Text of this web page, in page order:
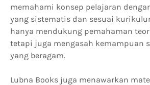
memahami konsep pelajaran
yang sistematis dan sesuai
hanya mendukung pemahaman
tetapi juga mengasah kemampuan
yang beragam.
Lubna Books juga menawarkan